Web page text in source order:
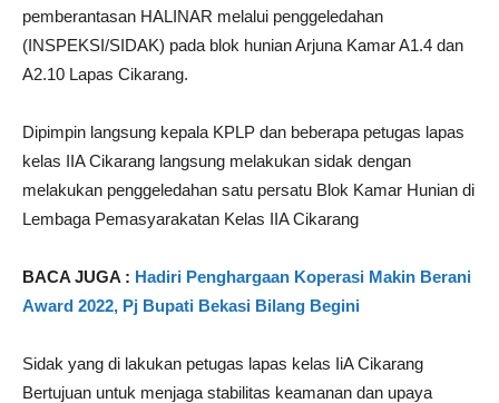
pemberantasan HALINAR melalui penggeledahan
(INSPEKSI/SIDAK) pada blok hunian Arjuna Kamar A1.4 dan
A2.10 Lapas Cikarang.
Dipimpin langsung kepala KPLP dan beberapa petugas lapas
kelas IIA Cikarang langsung melakukan sidak dengan
melakukan penggeledahan satu persatu Blok Kamar Hunian di
Lembaga Pemasyarakatan Kelas IIA Cikarang
BACA JUGA : Hadiri Penghargaan Koperasi Makin Berani
Award 2022, Pj Bupati Bekasi Bilang Begini
Sidak yang di lakukan petugas lapas kelas IiA Cikarang
Bertujuan untuk menjaga stabilitas keamanan dan upaya